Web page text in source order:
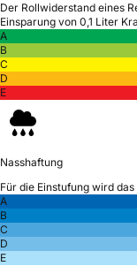
Der Rollwiderstand eines
Einsparung von 0,1 Liter
A
B
C
D
E
Nasshaftung
Für die Einstufung wird
A
B
C
D
E